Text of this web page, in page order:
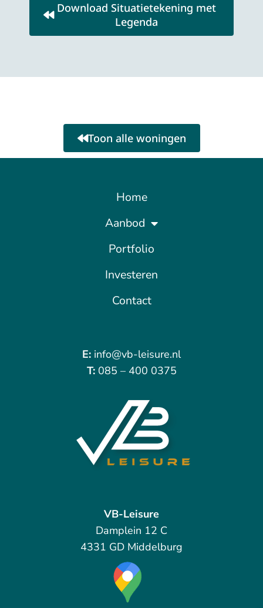
Download Situatietekening met
Legenda
Toon alle woningen
Home
Aanbod
Portfolio
Investeren
Contact
E: info@vb-leisure.nl
T: 085 – 400 0375
VB-Leisure
Damplein 12 C
4331 GD Middelburg